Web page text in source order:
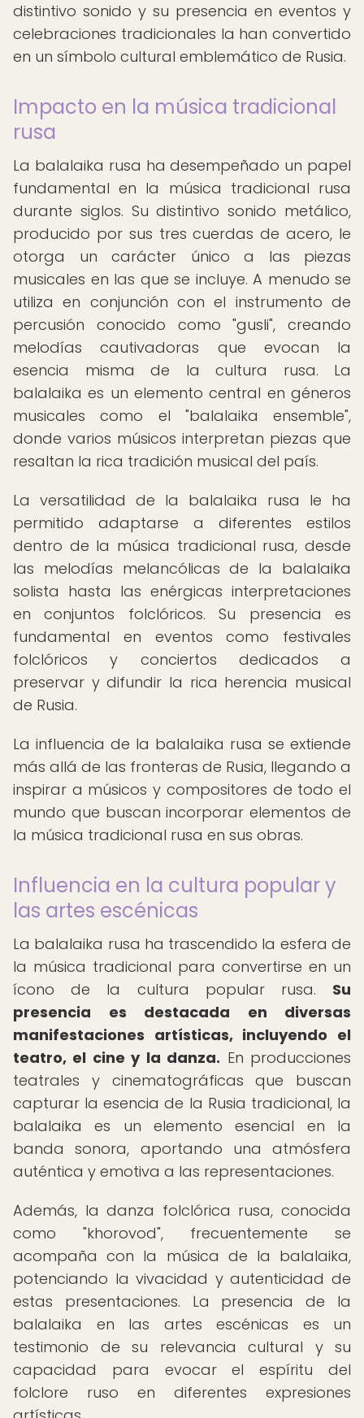
distintivo sonido y su presencia en eventos y
celebraciones tradicionales la han convertido
en un símbolo cultural emblemático de Rusia.
Impacto en la música tradicional
rusa
La balalaika rusa ha desempeñado un papel
fundamental en la música tradicional rusa
durante siglos. Su distintivo sonido metálico,
producido por sus tres cuerdas de acero, le
otorga un carácter único a las piezas
musicales en las que se incluye. A menudo se
utiliza en conjunción con el instrumento de
percusión conocido como "gusli", creando
melodías cautivadoras que evocan la
esencia misma de la cultura rusa. La
balalaika es un elemento central en géneros
musicales como el "balalaika ensemble",
donde varios músicos interpretan piezas que
resaltan la rica tradición musical del país.
La versatilidad de la balalaika rusa le ha
permitido adaptarse a diferentes estilos
dentro de la música tradicional rusa, desde
las melodías melancólicas de la balalaika
solista hasta las enérgicas interpretaciones
en conjuntos folclóricos. Su presencia es
fundamental en eventos como festivales
folclóricos y conciertos dedicados a
preservar y difundir la rica herencia musical
de Rusia.
La influencia de la balalaika rusa se extiende
más allá de las fronteras de Rusia, llegando a
inspirar a músicos y compositores de todo el
mundo que buscan incorporar elementos de
la música tradicional rusa en sus obras.
Influencia en la cultura popular y
las artes escénicas
La balalaika rusa ha trascendido la esfera de
la música tradicional para convertirse en un
ícono de la cultura popular rusa. Su
presencia es destacada en diversas
manifestaciones artísticas, incluyendo el
teatro, el cine y la danza. En producciones
teatrales y cinematográficas que buscan
capturar la esencia de la Rusia tradicional, la
balalaika es un elemento esencial en la
banda sonora, aportando una atmósfera
auténtica y emotiva a las representaciones.
Además, la danza folclórica rusa, conocida
como "khorovod", frecuentemente se
acompaña con la música de la balalaika,
potenciando la vivacidad y autenticidad de
estas presentaciones. La presencia de la
balalaika en las artes escénicas es un
testimonio de su relevancia cultural y su
capacidad para evocar el espíritu del
folclore ruso en diferentes expresiones